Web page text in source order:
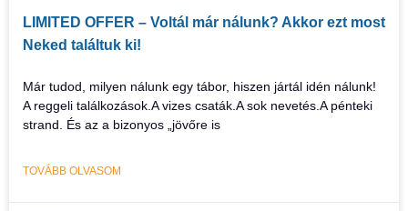
LIMITED OFFER – Voltál már nálunk? Akkor ezt most
Neked találtuk ki!
Már tudod, milyen nálunk egy tábor, hiszen jártál idén nálunk!
A reggeli találkozások.A vizes csaták.A sok nevetés.A pénteki
strand. És az a bizonyos „jövőre is
TOVÁBB OLVASOM